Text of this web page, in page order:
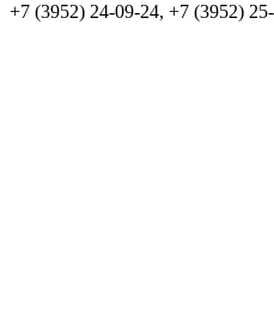
+7 (3952) 24-09-24, +7 (3952)